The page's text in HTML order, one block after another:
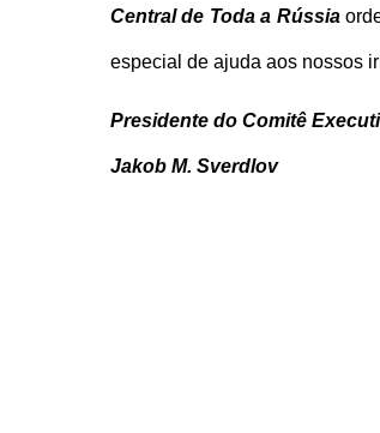
Central de Toda a Rússia
especial de ajuda aos nossos
Presidente do Comitê
Jakob M. Sverdlov